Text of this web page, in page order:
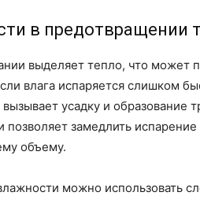
в предотвращении
выделяет тепло, что может
влага испаряется слишком
усадку и
позволяет замедлить
объему.
можно использовать